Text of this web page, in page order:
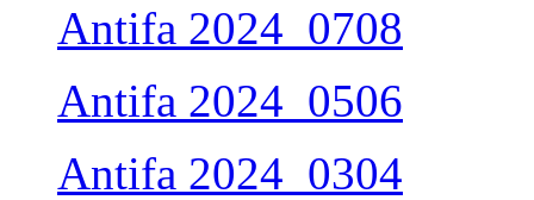
Antifa 2024_0708
Antifa 2024_0506
Antifa 2024_0304